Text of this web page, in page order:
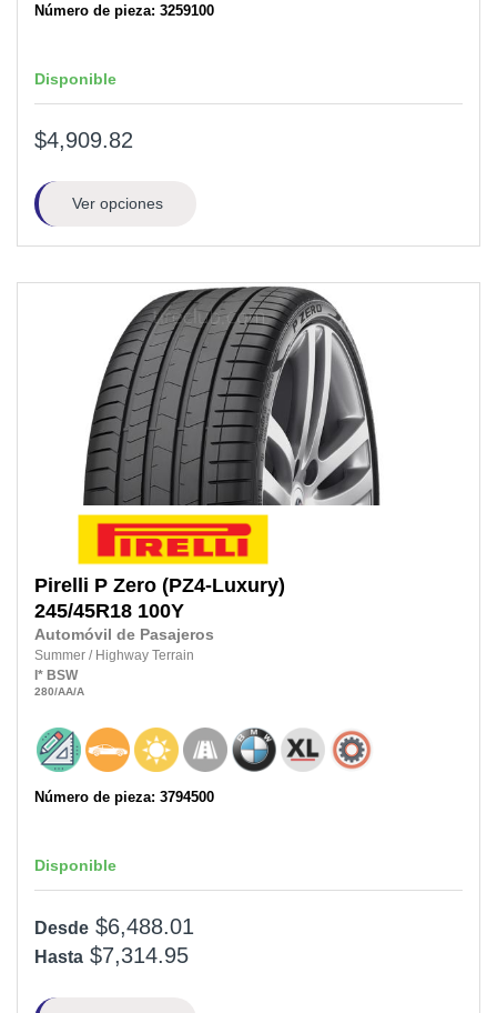
Número de pieza: 3259100
Disponible
$4,909.82
Ver opciones
Pirelli P Zero (PZ4-Luxury)
245/45R18 100Y
Automóvil de Pasajeros
Summer / Highway Terrain
I* BSW
280/AA/A
Número de pieza: 3794500
Disponible
Desde $6,488.01
Hasta $7,314.95